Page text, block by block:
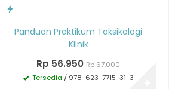
Panduan Praktikum Toksikologi
Klinik
Rp 56.950 Rp 67.000
Tersedia / 978-623-7715-31-3